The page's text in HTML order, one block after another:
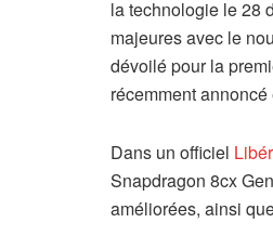
la technologie le 28
majeures avec le
dévoilé pour la
récemment
Dans un officiel
Snapdragon 8cx
améliorées, ainsi